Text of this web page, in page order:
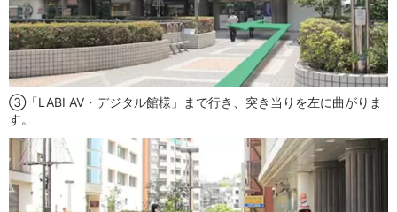
③「LABI AV・デジタル館様」まで行き、突き当りを左に曲がりま
す。